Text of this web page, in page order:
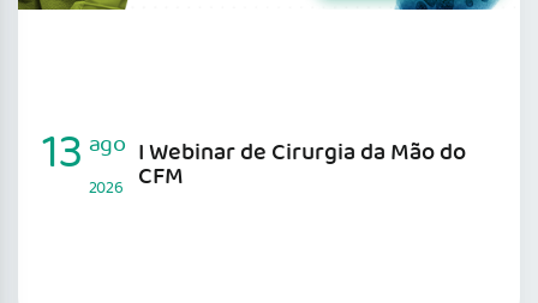
I Webinar de Cirurgia da Mão do
CFM
13 ago
2026